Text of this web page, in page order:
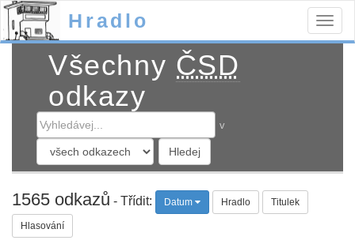
Hradlo
Všechny ČSD
odkazy
v
1565 odkazů - Třídit: Datum Hradlo Titulek
Hlasování